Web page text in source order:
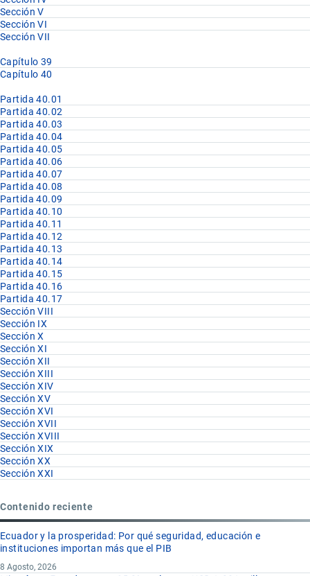
Sección V
Sección VI
Sección VII
Capítulo 39
Capítulo 40
Partida 40.01
Partida 40.02
Partida 40.03
Partida 40.04
Partida 40.05
Partida 40.06
Partida 40.07
Partida 40.08
Partida 40.09
Partida 40.10
Partida 40.11
Partida 40.12
Partida 40.13
Partida 40.14
Partida 40.15
Partida 40.16
Partida 40.17
Sección VIII
Sección IX
Sección X
Sección XI
Sección XII
Sección XIII
Sección XIV
Sección XV
Sección XVI
Sección XVII
Sección XVIII
Sección XIX
Sección XX
Sección XXI
Contenido reciente
Ecuador y la prosperidad: Por qué seguridad, educación e
instituciones importan más que el PIB
8 Agosto, 2026